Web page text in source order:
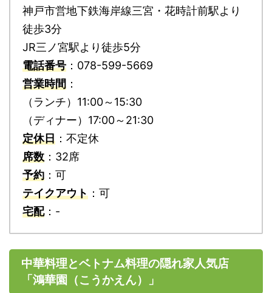
神戸市営地下鉄海岸線三宮・花時計前駅より
徒歩3分
JR三ノ宮駅より徒歩5分
電話番号 ：078-599-5669
営業時間 ：
（ランチ）11:00～15:30
（ディナー）17:00～21:30
定休日 ：不定休
席数 ：32席
予約 ：可
テイクアウト ：可
宅配：-
中華料理とベトナム料理の隠れ家人気店
「鴻華園（こうかえん）」